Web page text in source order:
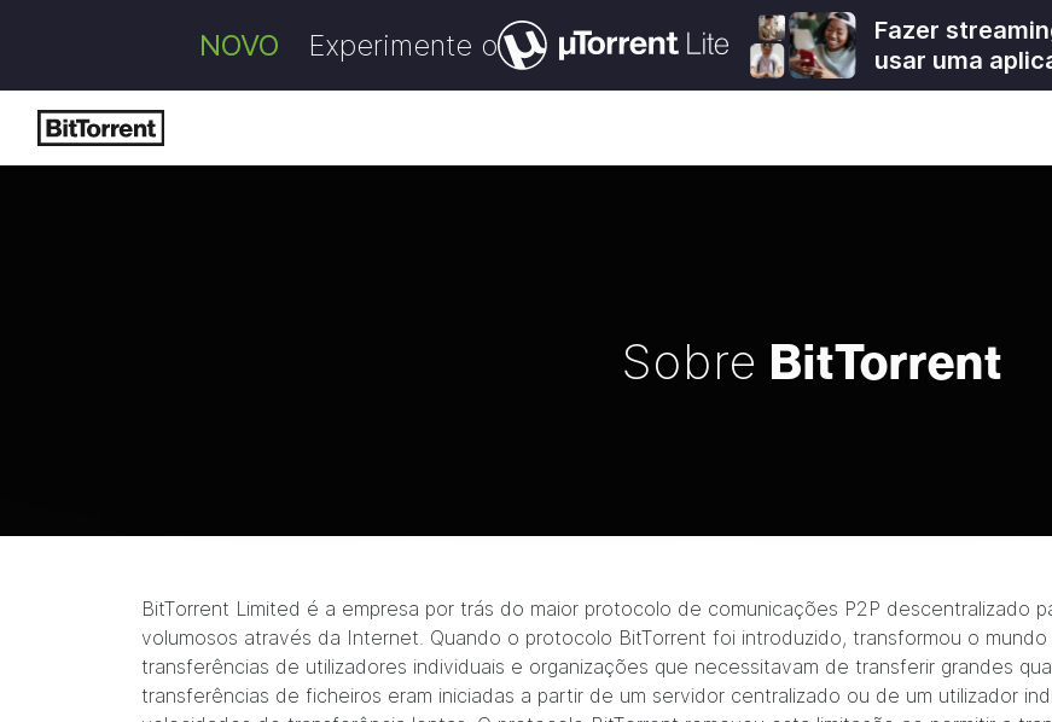
NOVO Experimente o
Fazer
usar uma
Sobre BitTorrent
BitTorrent Limited é a empresa por trás do maior protocolo de comunicações P2P descentralizado
volumosos através da Internet. Quando o protocolo BitTorrent foi introduzido, transformou o
transferências de utilizadores individuais e organizações que necessitavam de transferir grandes
transferências de ficheiros eram iniciadas a partir de um servidor centralizado ou de um utilizador